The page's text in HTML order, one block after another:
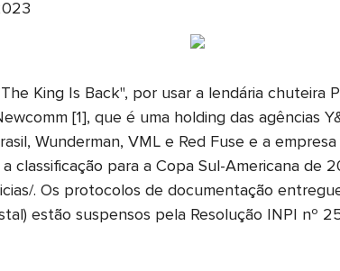
King Is Back", por usar a lendária chuteira
[1], que é uma holding das agências
Wunderman, VML e Red Fuse e a
classificação para a Copa Sul-Americana de
. Os protocolos de documentação
estão suspensos pela Resolução INPI nº